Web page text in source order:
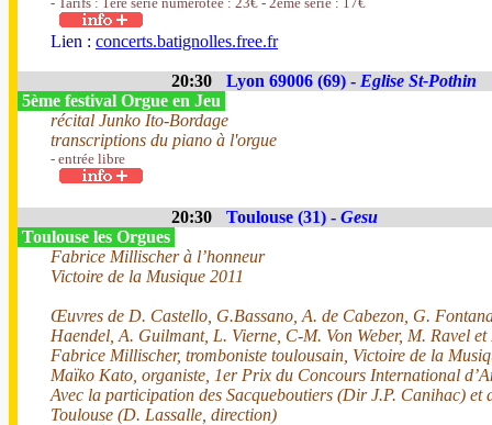
Lien : concerts.batignolles.free.fr
20:30 Lyon 69006 (69) - Eglise St-Pothin
5ème festival Orgue en Jeu
récital Junko Ito-Bordage
transcriptions du piano à l'orgue
- entrée libre
20:30 Toulouse (31) - Gesu
Toulouse les Orgues
Fabrice Millischer à l’honneur
Victoire de la Musique 2011
Œuvres de D. Castello, G.Bassano, A. de Cabezon, G.
Haendel, A. Guilmant, L. Vierne, C-M. Von Weber, M. Ravel
Fabrice Millischer, tromboniste toulousain, Victoire de la
Maïko Kato, organiste, 1er Prix du Concours International
Avec la participation des Sacqueboutiers (Dir J.P. Canihac) et
Toulouse (D. Lassalle, direction)